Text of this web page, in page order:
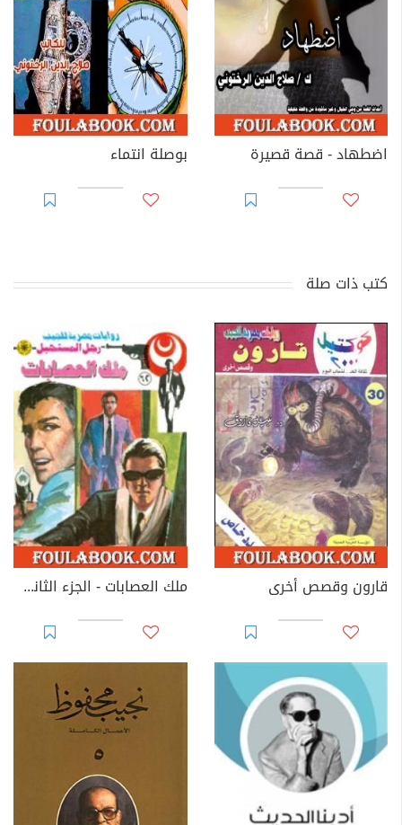
اضطهاد - قصة قصيرة بوصلة انتماء
كتب ذات صلة
قارون وقصص أخرى ملك العصابات - الجزء الثاني - سلسلة رجل المستحيل